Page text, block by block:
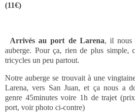
(11€)
Arrivés au port de Larena, il nous
auberge. Pour ça, rien de plus simple,
tricycles un peu partout.
Notre auberge se trouvait à une
Larena, vers San Juan, et ça nous a
genre 45minutes voire 1h de trajet
port, voir photo ci-contre)